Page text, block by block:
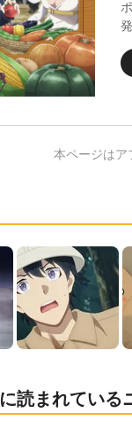
本ページはア
読まれている